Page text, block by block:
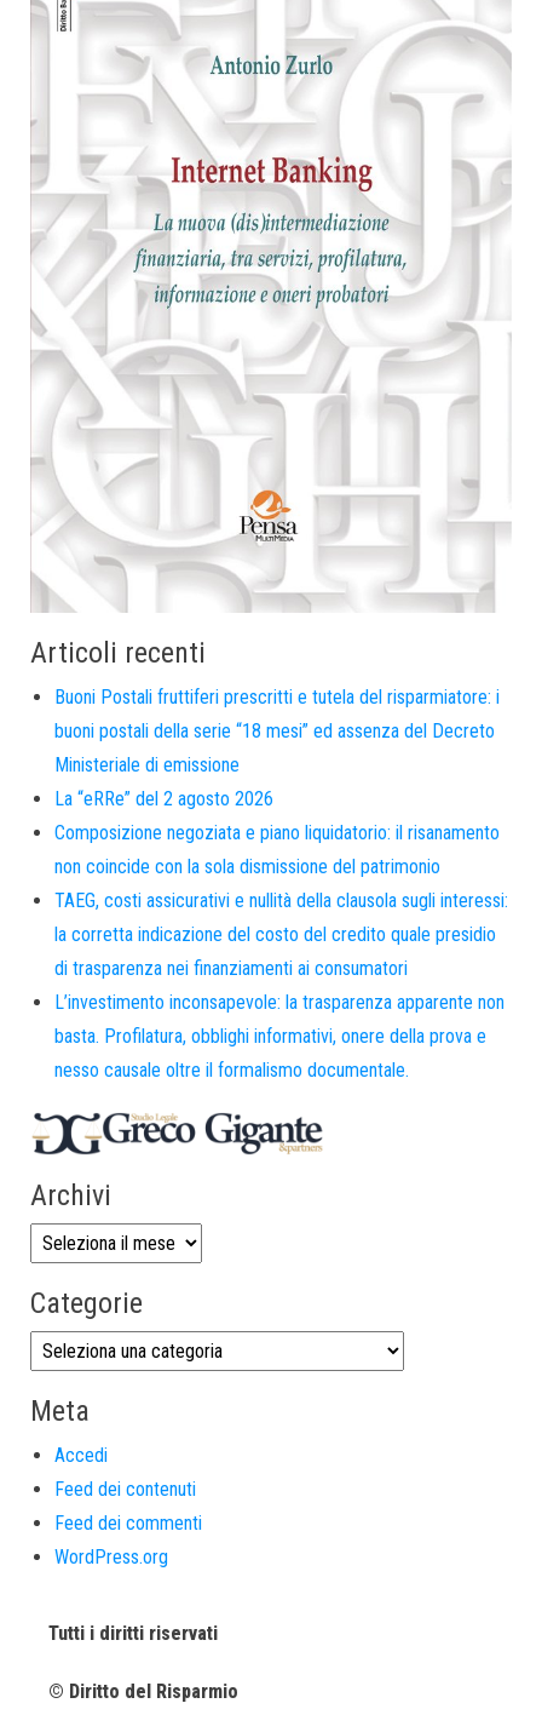
Articoli recenti
Buoni Postali fruttiferi prescritti e tutela del risparmiatore: i
buoni postali della serie “18 mesi” ed assenza del Decreto
Ministeriale di emissione
La “eRRe” del 2 agosto 2026
Composizione negoziata e piano liquidatorio: il risanamento
non coincide con la sola dismissione del patrimonio
TAEG, costi assicurativi e nullità della clausola sugli interessi:
la corretta indicazione del costo del credito quale presidio
di trasparenza nei finanziamenti ai consumatori
L’investimento inconsapevole: la trasparenza apparente non
basta. Profilatura, obblighi informativi, onere della prova e
nesso causale oltre il formalismo documentale.
Archivi
Categorie
Meta
Accedi
Feed dei contenuti
Feed dei commenti
WordPress.org
Tutti i diritti riservati
© Diritto del Risparmio